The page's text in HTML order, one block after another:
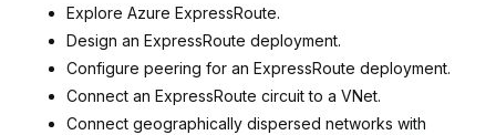
Explore Azure ExpressRoute.
Design an ExpressRoute deployment.
Configure peering for an ExpressRoute deployment.
Connect an ExpressRoute circuit to a VNet.
Connect geographically dispersed networks with